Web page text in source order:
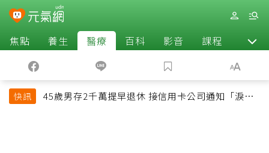
焦點 養生 醫療 百科 影音 課程 退休
快訊
45歲男存2千萬提早退休 接信用卡公司通知「淚回